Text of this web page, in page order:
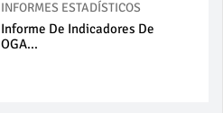
INFORMES ESTADÍSTICOS
Informe De Indicadores De
OGA...